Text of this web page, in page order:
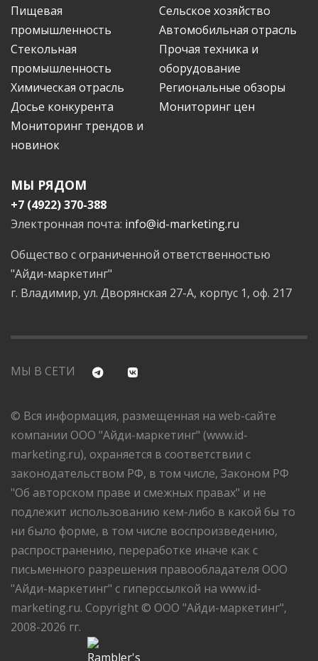
Пищевая
промышленность
Сельское хозяйство
Автомобильная отрасль
Стекольная
промышленность
Прочая техника и
оборудование
Химическая отрасль
Региональные обзоры
Досье конкурента
Мониторинг цен
Мониторинг трендов и
новинок
МЫ РЯДОМ
+7 (4922) 370-388
Электронная почта: info@id-marketing.ru
Общество с ограниченной ответственностью
"Айди-маркетинг"
г. Владимир, ул. Дворянская 27-А, корпус 1, оф. 217
МЫ В СЕТИ
© Вся информация, размещенная на web-сайте
компании ООО "Айди-маркетинг" (www.id-
marketing.ru), охраняется в соответствии с
законодательством РФ, в том числе, Законом РФ
"Об авторском праве и смежных правах" и не
подлежит использованию кем-либо в какой бы то
ни было форме, в том числе воспроизведению,
распространению, переработке иначе как с
письменного разрешения правообладателя ООО
"Айди-маркетинг" с гиперссылкой на www.id-
marketing.ru. Copyright © ООО "Айди-маркетинг",
2008-2026 гг.